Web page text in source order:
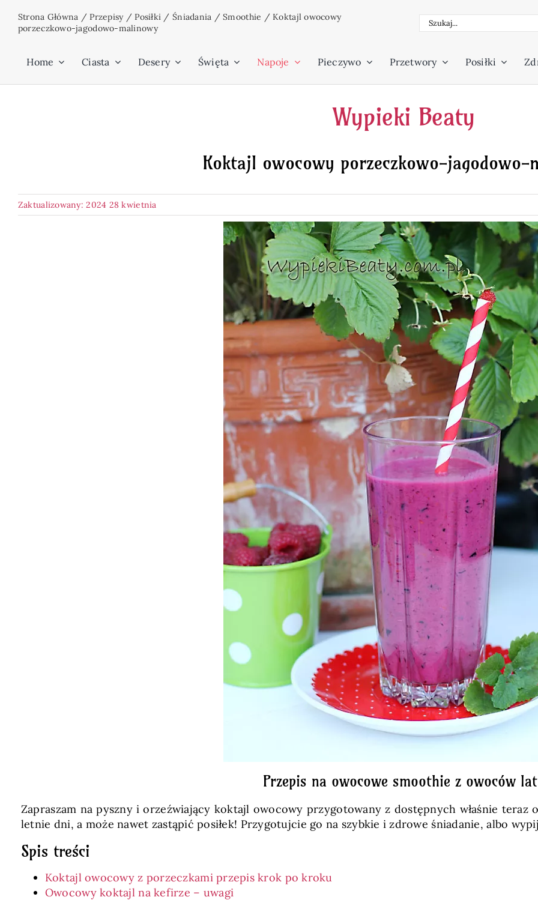
zawartości
Strona Główna /Przepisy/Posiłki / Śniadania /Smoothie /Koktajl owocowy
porzeczkowo-jagodowo-malinowy
Szukaj
Home Ciasta Desery Święta Napoje Pieczywo Przetwory Posiłki
Wypieki Beaty
Koktajl owocowy porzeczkowo-jagodowo-
Zaktualizowany: 2024 28 kwietnia
Przepis na owocowe smoothie z owoców
Zapraszam na pyszny i orzeźwiający koktajl owocowy przygotowany z dostępnych właśnie teraz
letnie dni, a może nawet zastąpić posiłek! Przygotujcie go na szybkie i zdrowe śniadanie, albo
Spis treści
Koktajl owocowy z porzeczkami przepis krok po kroku
Owocowy koktajl na kefirze – uwagi